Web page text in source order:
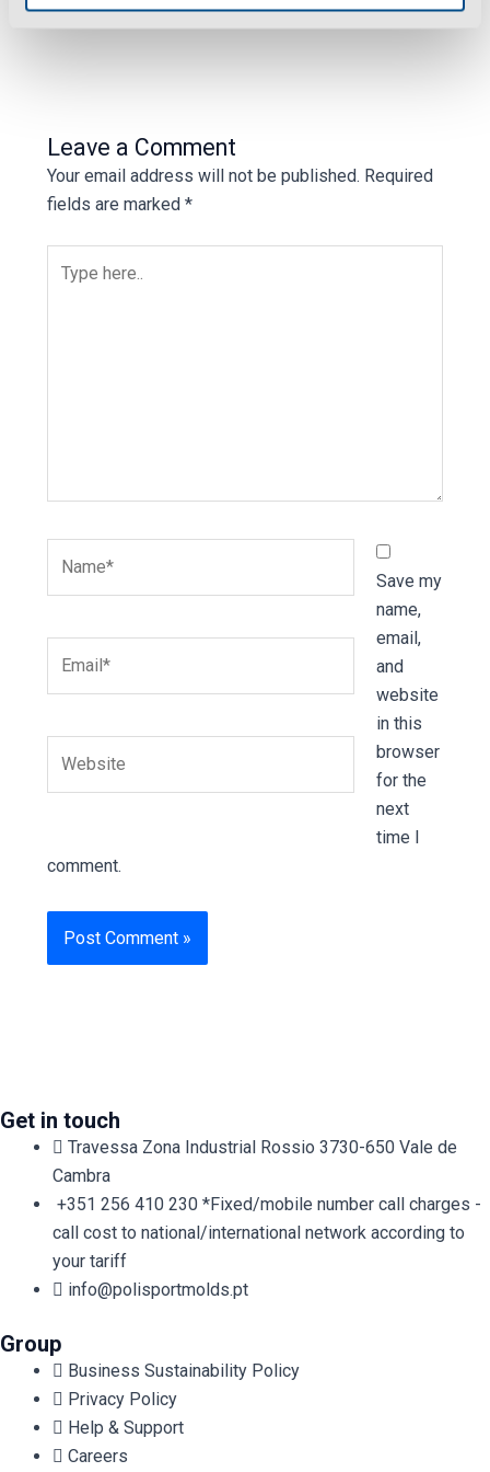
Reply
Leave a Comment
Your email address will not be published. Required
fields are marked *
here..
Save my
name,
email,
and
website
in this
browser
for the
next
time I
comment.
Get in touch
Travessa Zona Industrial Rossio 3730-650 Vale de
Cambra​
+351 256 410 230 *Fixed/mobile number call charges -
call cost to national/international network according to
your tariff
info@polisportmolds.pt
Group
Business Sustainability Policy
Privacy Policy
Help & Support
Careers